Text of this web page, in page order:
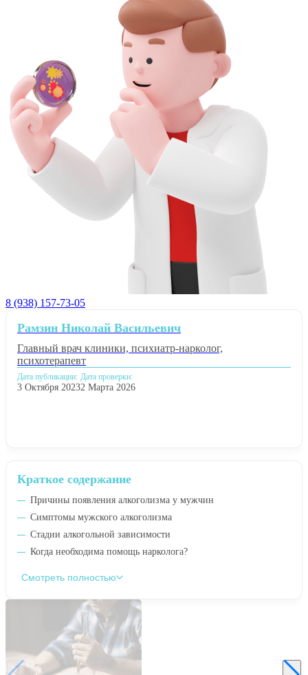
8 (938) 157-73-05
Краткое содержание
Причины появления алкоголизма у мужчин
Симптомы мужского алкоголизма
Стадии алкогольной зависимости
Когда необходима помощь нарколога?
Смотреть полностью
Рамзин Николай Васильевич
Главный врач клиники, психиатр-нарколог,
психотерапевт
Дата публикации:
3 Октября 2023
Дата проверки:
2 Марта 2026